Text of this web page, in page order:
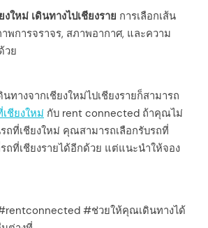
งใหม่ เดินทางไปเชียงราย การเลือกเส้น
พการจราจร, สภาพอากาศ, และความ
วย
ทางจากเชียงใหม่ไปเชียงรายก็สามารถ
เชียงใหม่ กับ rent connected ถ้าคุณไม่
ถที่เชียงใหม่ คุณสามารถเลือกรับรถที่
ถที่เชียงรายได้อีกด้วย แต่แนะนำให้จอง
#ช่วยให้คุณเดินทางได้